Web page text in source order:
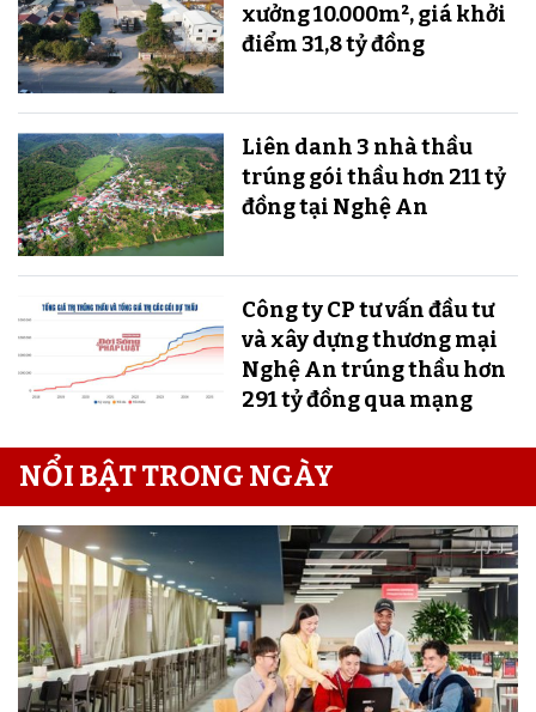
xưởng 10.000m², giá khởi
điểm 31,8 tỷ đồng
Liên danh 3 nhà thầu
trúng gói thầu hơn 211 tỷ
đồng tại Nghệ An
Công ty CP tư vấn đầu tư
và xây dựng thương mại
Nghệ An trúng thầu hơn
291 tỷ đồng qua mạng
NỔI BẬT TRONG NGÀY